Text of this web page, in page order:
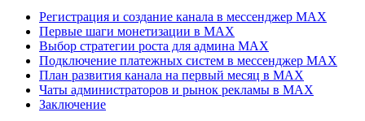
Регистрация и создание канала в мессенджер MAX
Первые шаги монетизации в MAX
Выбор стратегии роста для админа MAX
Подключение платежных систем в мессенджер MAX
План развития канала на первый месяц в MAX
Чаты администраторов и рынок рекламы в MAX
Заключение